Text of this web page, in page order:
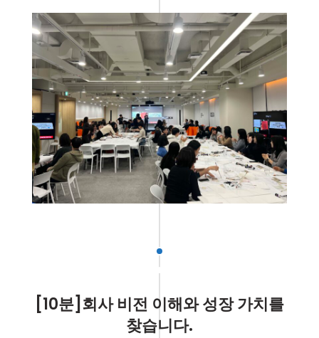
[10분]회사 비전 이해와 성장 가치를
찾습니다.